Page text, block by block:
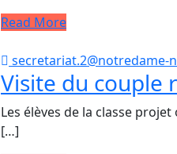
Read More
secretariat.2@notredame-
Visite du couple
Les élèves de la classe
[…]